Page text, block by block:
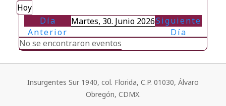
Hoy
Día
Anterior
Martes, 30. Junio 2026Siguiente
Día
No se encontraron eventos
Insurgentes Sur 1940, col. Florida, C.P. 01030, Álvaro
Obregón, CDMX.